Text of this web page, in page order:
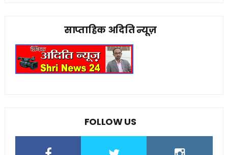
साप्ताहिक अदिति न्यूज़
FOLLOW US